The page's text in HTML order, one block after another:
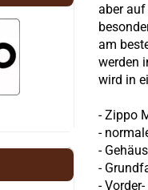
aber
am
werden
wird in
-Zippo
-
-
-
-